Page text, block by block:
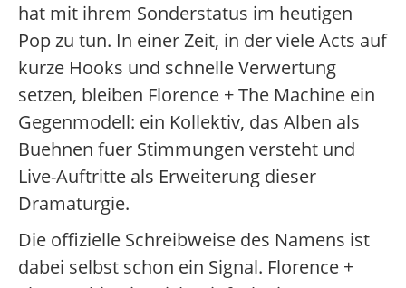
hat mit ihrem Sonderstatus im heutigen
Pop zu tun. In einer Zeit, in der viele Acts auf
kurze Hooks und schnelle Verwertung
setzen, bleiben Florence + The Machine ein
Gegenmodell: ein Kollektiv, das Alben als
Buehnen fuer Stimmungen versteht und
Live-Auftritte als Erweiterung dieser
Dramaturgie.
Die offizielle Schreibweise des Namens ist
dabei selbst schon ein Signal. Florence +